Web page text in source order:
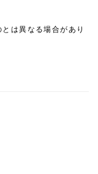
は異なる場合があり